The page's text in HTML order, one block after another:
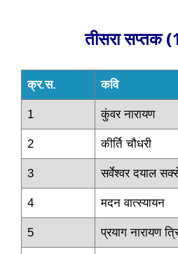
तीसरा सप्तक
क्र.स. कवि
1 कुंवर नारायण
2 कीर्ति चौधरी
3 सर्वेश्वर दयाल
4 मदन वात्स्यायन
5 प्रयाग नारायण